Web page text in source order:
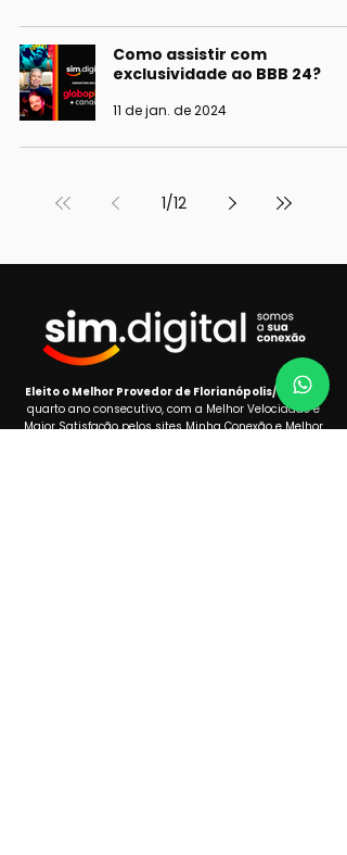
Como assistir com
exclusividade ao BBB 24?
11 de jan. de 2024
1/12
Eleito o Melhor Provedor de Florianópolis/SC, pelo
quarto ano consecutivo, com a Melhor Velocidade e
Maior Satisfação pelos sites Minha Conexão e Melhor